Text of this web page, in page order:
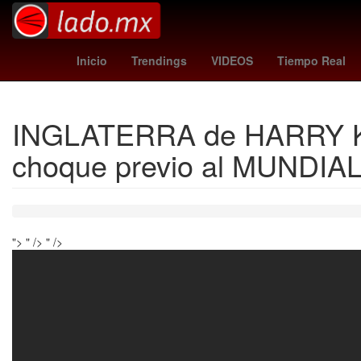
Inicio Trendings VIDEOS Tiempo Real
jefferson lerma grecia quiroz Rockstar Games
INGLATERRA de
choque previo al
"> " /> " />